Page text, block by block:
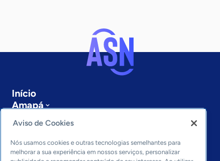
Início
Amapá
Sobre a ASN
Últimas notícias
Entre em contato
Editorias
Aviso de Cookies
Nós usamos cookies e outras tecnologias semelhantes para
melhorar a sua experiência em nossos serviços, personalizar